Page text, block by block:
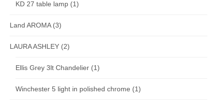
KD 27 table lamp (1)
Land AROMA(3)
LAURA ASHLEY (2)
Ellis Grey 3lt Chandelier (1)
Winchester 5 light in polished chrome (1)